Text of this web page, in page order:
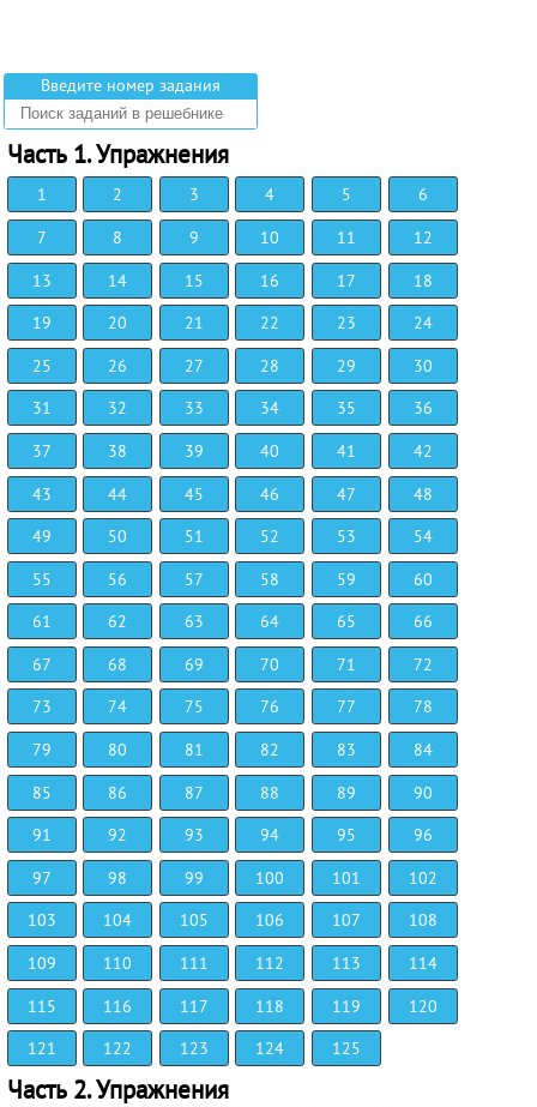
Введите номер задания
Часть 1. Упражнения
1 2 3 4 5
6
7
8 9 10 11
12
13
14 15 16 17
18
19
20 21 22 23
24
25
26 27 28 29
30
31
32 33 34 35
36
37
38 39 40 41
42
43
44 45 46 47
48
49
50 51 52 53
54
55
56 57 58 59
60
61
62 63 64 65
66
67
68 69 70 71
72
73
74 75 76 77
78
79
80 81 82 83
84
85
86 87 88 89
90
91
92 93 94 95
96
97
98 99 100 101
102
103
104 105 106 107
108
109
110 111 112 113
114
115
116 117 118 119
120
121
122 123 124 125
Часть 2. Упражнения